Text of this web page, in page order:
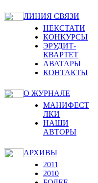
ЛИНИЯ СВЯЗИ
НЕКСТАТИ
КОНКУРСЫ
ЭРУДИТ-
КВАРТЕТ
АВАТАРЫ
КОНТАКТЫ
О ЖУРНАЛЕ
МАНИФЕСТ
ЛКИ
НАШИ
АВТОРЫ
АРХИВЫ
2011
2010